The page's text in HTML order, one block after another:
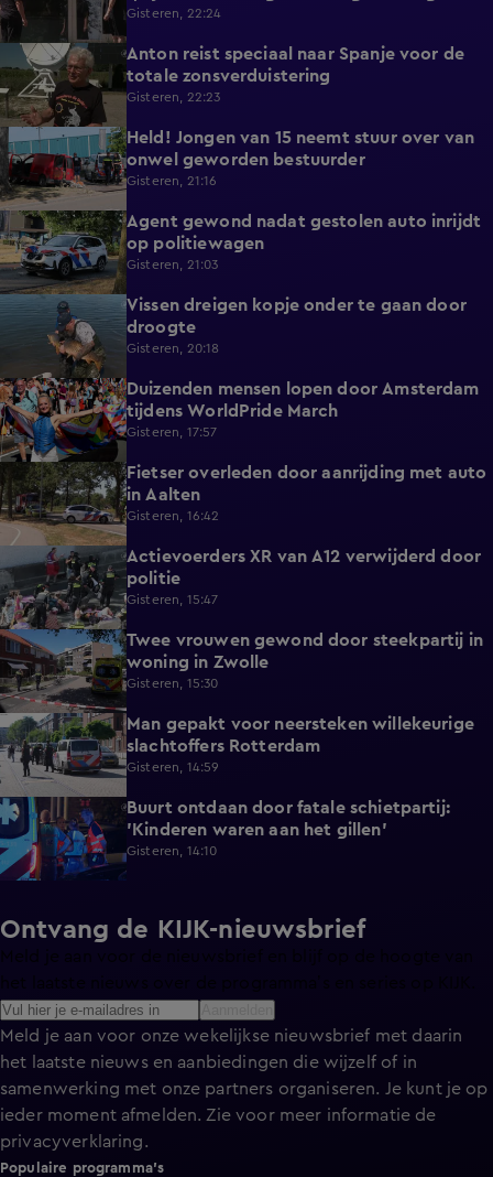
zicht op hulp
Gisteren, 22:24
1:42
Anton reist speciaal naar Spanje voor de
totale zonsverduistering
Gisteren, 22:23
0:30
Held! Jongen van 15 neemt stuur over van
onwel geworden bestuurder
Gisteren, 21:16
0:32
Agent gewond nadat gestolen auto inrijdt
op politiewagen
Gisteren, 21:03
1:20
Vissen dreigen kopje onder te gaan door
droogte
Gisteren, 20:18
0:31
Duizenden mensen lopen door Amsterdam
tijdens WorldPride March
Gisteren, 17:57
0:32
Fietser overleden door aanrijding met auto
in Aalten
Gisteren, 16:42
0:39
Actievoerders XR van A12 verwijderd door
politie
Gisteren, 15:47
0:45
Twee vrouwen gewond door steekpartij in
woning in Zwolle
Gisteren, 15:30
0:27
Man gepakt voor neersteken willekeurige
slachtoffers Rotterdam
Gisteren, 14:59
0:59
Buurt ontdaan door fatale schietpartij:
'Kinderen waren aan het gillen'
Gisteren, 14:10
Ontvang de KIJK-nieuwsbrief
Meld je aan voor onze wekelijkse nieuwsbrief met daarin
het laatste nieuws en aanbiedingen die wijzelf of in
samenwerking met onze partners organiseren. Je kunt je op
ieder moment afmelden. Zie voor meer informatie de
privacyverklaring.
Populaire programma's